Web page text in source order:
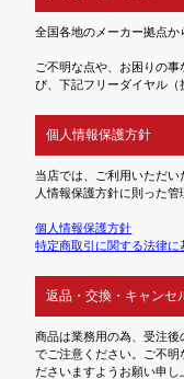
全国各地のメーカー拠点か
ご不明な点や、お困りの
び、下記フリーダイヤル（
個人情報保護方針
当店では、ご利用いただ
人情報保護方針に則った管
個人情報保護方針
特定商取引に関する法律に
返品・交換・キャンセ
商品は業務用の為、受注
でご注意ください。ご不明
ださいますようお願い申し